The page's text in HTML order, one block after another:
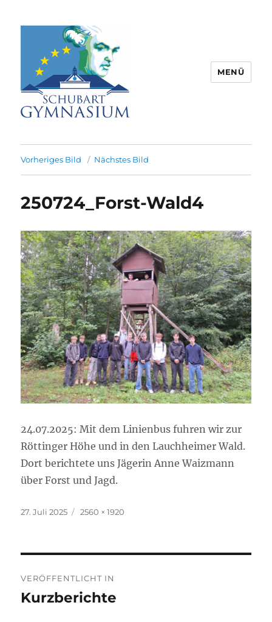
Partnerschule für Europa |
Rombacherstr. 30 | 73430 Aalen
MENÜ
Vorheriges Bild Nächstes Bild
250724_Forst-Wald4
24.07.2025: Mit dem Linienbus fuhren wir zur
Röttinger Höhe und in den Lauchheimer Wald.
Dort berichtete uns Jägerin Anne Waizmann
über Forst und Jagd.
Veröffentlicht
27. Juli 2025
Volle
2560 × 1920
VERÖFFENTLICHT IN
Kurzberichte